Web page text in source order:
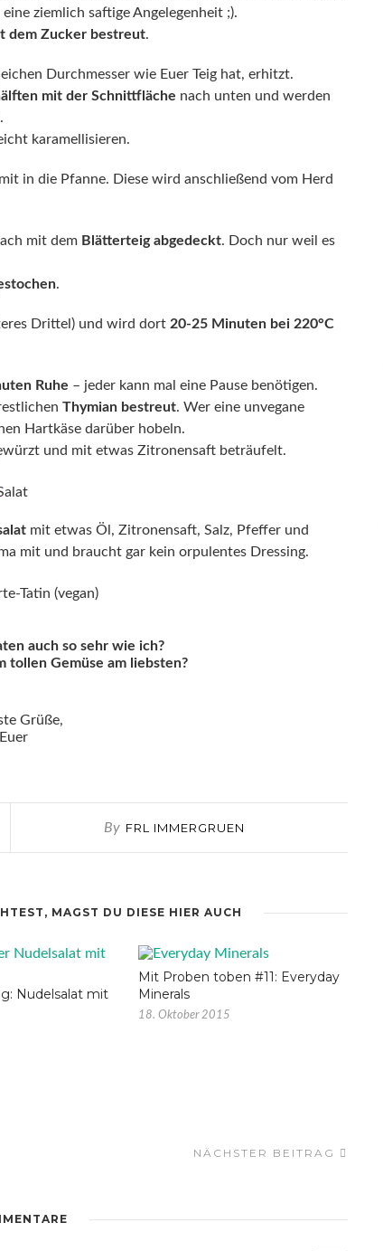
ziemlich saftige Angelegenheit ;).
dem Zucker bestreut.
Durchmesser wie Euer Teig hat, erhitzt.
mit der Schnittfläche nach unten und werden
.
karamellisieren.
in die Pfanne. Diese wird anschließend vom Herd
mit dem Blätterteig abgedeckt. Doch nur weil es
.
Drittel) und wird dort 20-25 Minuten bei 220°C
Ruhe – jeder kann mal eine Pause benötigen.
Thymian bestreut. Wer eine unvegane
Hartkäse darüber hobeln.
und mit etwas Zitronensaft beträufelt.
mit etwas Öl, Zitronensaft, Salz, Pfeffer und
mit und braucht gar kein orpulentes Dressing.
auch so sehr wie ich?
tollen Gemüse am liebsten?
Grüße,
Euer
By FRL IMMERGRUEN
MAGST DU DIESE HIER AUCH
Nudelsalat mit
Mit Proben toben #11: Everyday
Minerals
18. Oktober 2015
NÄCHSTER BEITRAG